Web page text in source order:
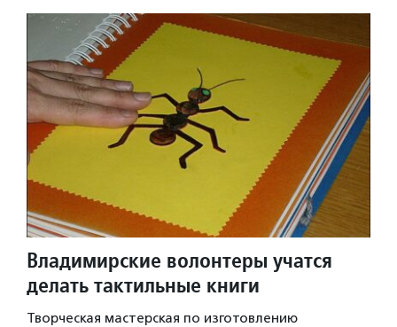
Владимирские волонтеры учатся
делать тактильные книги
Творческая мастерская по изготовлению